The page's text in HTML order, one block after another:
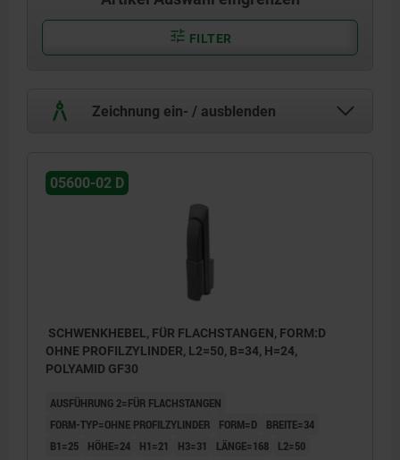
FILTER
Zeichnung ein- / ausblenden
05600-02 D
SCHWENKHEBEL, FÜR FLACHSTANGEN, FORM:D
OHNE PROFILZYLINDER, L2=50, B=34, H=24,
POLYAMID GF30
AUSFÜHRUNG 2=FÜR FLACHSTANGEN
FORM-TYP=OHNE PROFILZYLINDER
FORM=D
BREITE=34
B1=25
HÖHE=24 H1=21 H3=31 LÄNGE=168 L2=50